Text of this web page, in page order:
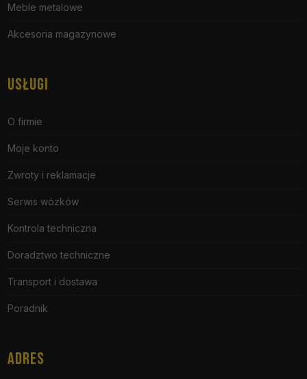
Meble metalowe
Akcesoria magazynowe
USŁUGI
O firmie
Moje konto
Zwroty i reklamacje
Serwis wózków
Kontrola techniczna
Doradztwo techniczne
Transport i dostawa
Poradnik
ADRES